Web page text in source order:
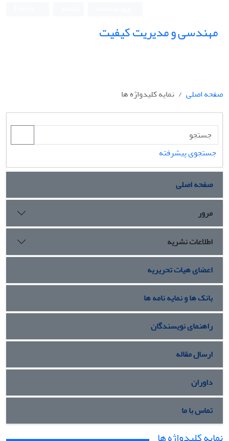
مهندسی و مدیریت کیفیت
صفحه اصلی نمایه کلیدواژه ها
جستجوی پیشرفته
صفحه اصلی
مرور
اطلاعات نشریه
اعضای هیات تحریریه
بانک ها و نمایه نامه ها
راهنمای نویسندگان
ارسال مقاله
داوران
تماس با ما